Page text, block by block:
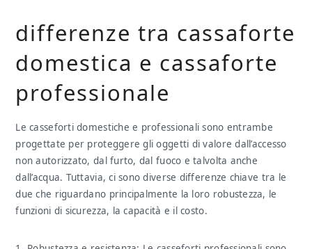
differenze tra cassaforte
domestica e cassaforte
professionale
Le casseforti domestiche e professionali sono entrambe
progettate per proteggere gli oggetti di valore dall’accesso
non autorizzato, dal furto, dal fuoco e talvolta anche
dall’acqua. Tuttavia, ci sono diverse differenze chiave tra le
due che riguardano principalmente la loro robustezza, le
funzioni di sicurezza, la capacità e il costo.